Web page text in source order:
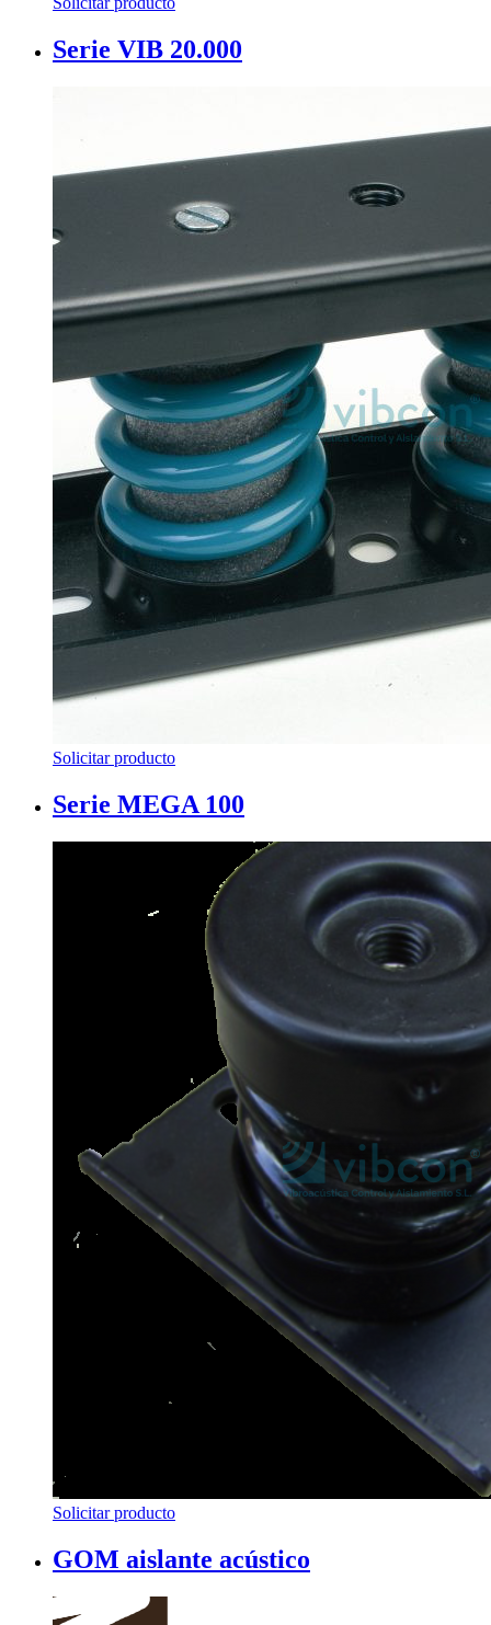
Serie VIB 20.000
Solicitar producto
Serie MEGA 100
Solicitar producto
GOM aislante acústico